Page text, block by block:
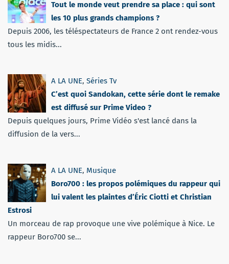
Tout le monde veut prendre sa place : qui sont
les 10 plus grands champions ?
Depuis 2006, les téléspectateurs de France 2 ont rendez-vous
tous les midis...
A LA UNE, Séries Tv
C’est quoi Sandokan, cette série dont le remake
est diffusé sur Prime Video ?
Depuis quelques jours, Prime Vidéo s'est lancé dans la
diffusion de la vers...
A LA UNE, Musique
Boro700 : les propos polémiques du rappeur qui
lui valent les plaintes d’Éric Ciotti et Christian
Estrosi
Un morceau de rap provoque une vive polémique à Nice. Le
rappeur Boro700 se...